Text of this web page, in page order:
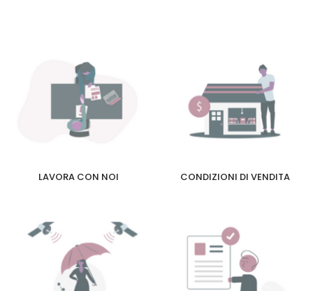
LAVORA CON NOI CONDIZIONI DI VENDITA